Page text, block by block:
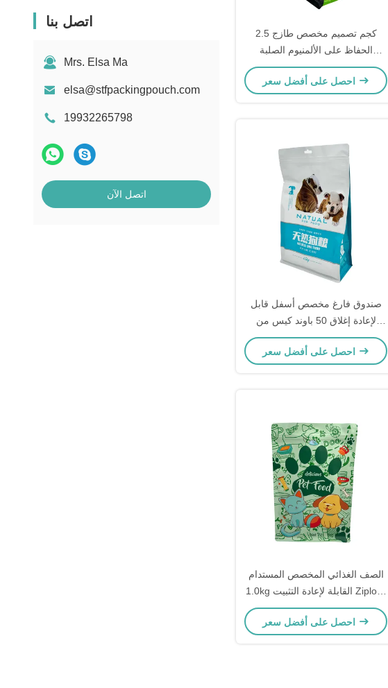
اتصل بنا
Mrs. Elsa Ma
elsa@stfpackingpouch.com
19932265798
اتصل الآن
2.5 كجم تصميم مخصص طازج
الحفاظ على الألمنيوم الصلبة
المكسوة الصندوق المسطح أسفل
كيس غذاء الكلب القابل لإعادة إغلاق
صندوق فارغ مخصص أسفل قابل
لإعادة إغلاق 50 باوند كيس من
طعام القطط الجاف مع فتحة معلقة
الصف الغذائي المخصص المستدام
1.0kg القابلة لإعادة التثبيت Ziplock
Stand Up Square Bottom Pouch
للكلاب والقطط وتغليف الطعام